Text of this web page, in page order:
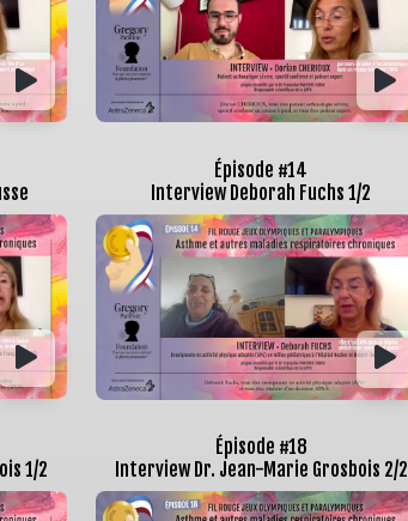
Épisode #14
Interview Deborah Fuchs 1/2
1/2
Épisode #18
Interview Dr. Jean-Marie Grosbois 2/2